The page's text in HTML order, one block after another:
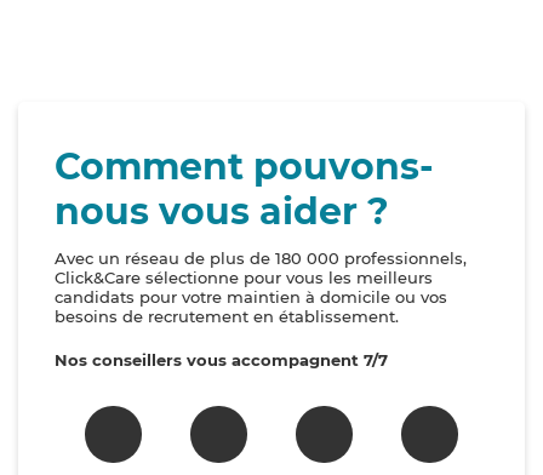
Comment pouvons-
nous vous aider ?
Avec un réseau de plus de 180 000 professionnels,
Click&Care sélectionne pour vous les meilleurs
candidats pour votre maintien à domicile ou vos
besoins de recrutement en établissement.
Nos conseillers vous accompagnent 7/7